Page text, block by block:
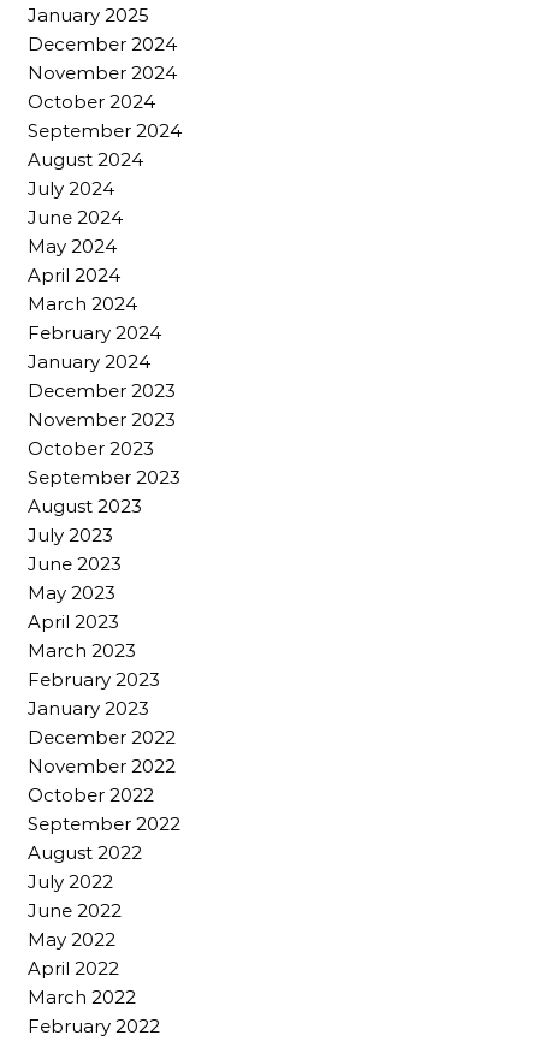
January 2025
December 2024
November 2024
October 2024
September 2024
August 2024
July 2024
June 2024
May 2024
April 2024
March 2024
February 2024
January 2024
December 2023
November 2023
October 2023
September 2023
August 2023
July 2023
June 2023
May 2023
April 2023
March 2023
February 2023
January 2023
December 2022
November 2022
October 2022
September 2022
August 2022
July 2022
June 2022
May 2022
April 2022
March 2022
February 2022